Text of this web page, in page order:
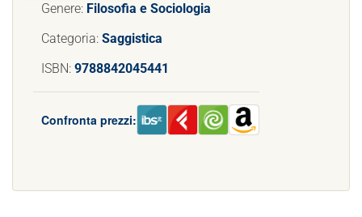
Genere: Filosofia e Sociologia
Categoria: Saggistica
ISBN: 9788842045441
Confronta prezzi: